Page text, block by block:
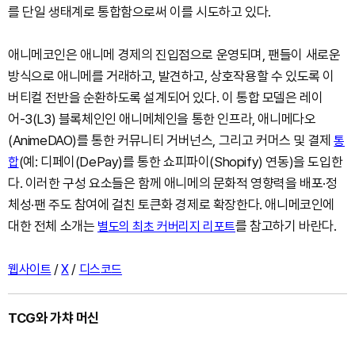
를 단일 생태계로 통합함으로써 이를 시도하고 있다.
애니메코인은 애니메 경제의 진입점으로 운영되며, 팬들이 새로운
방식으로 애니메를 거래하고, 발견하고, 상호작용할 수 있도록 이
버티컬 전반을 순환하도록 설계되어 있다. 이 통합 모델은 레이
어-3(L3) 블록체인인 애니메체인을 통한 인프라, 애니메다오
(AnimeDAO)를 통한 커뮤니티 거버넌스, 그리고 커머스 및 결제통
합(예: 디페이(DePay)를 통한 쇼피파이(Shopify) 연동)을 도입한
다. 이러한 구성 요소들은 함께 애니메의 문화적 영향력을 배포·정
체성·팬 주도 참여에 걸친 토큰화 경제로 확장한다. 애니메코인에
대한 전체 소개는 별도의 최초 커버리지 리포트를 참고하기 바란다.
웹사이트 /X/ 디스코드
TCG와 가챠 머신